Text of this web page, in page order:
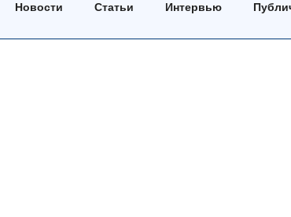
Новости Статьи Интервью